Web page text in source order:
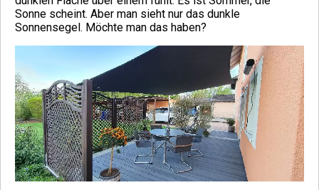
Sonne scheint. Aber man sieht nur das dunkle
Sonnensegel. Möchte man das haben?